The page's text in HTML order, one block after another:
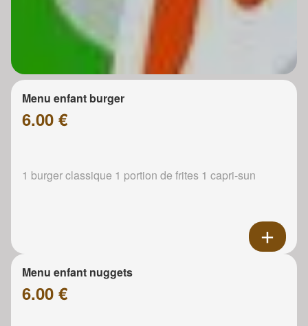
Menu enfant burger
6.00 €
1 burger classique 1 portion de frites 1 capri-sun
Menu enfant nuggets
6.00 €